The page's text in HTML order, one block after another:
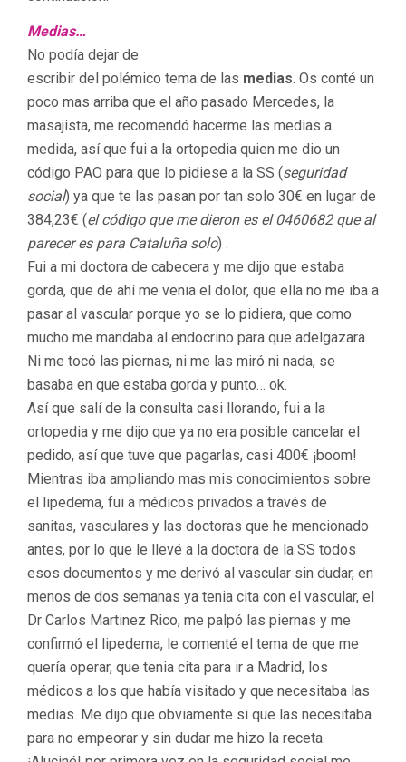
Medias…
No podía dejar de
escribir del polémico tema de las medias. Os conté un
poco mas arriba que el año pasado Mercedes, la
masajista, me recomendó hacerme las medias a
medida, así que fui a la ortopedia quien me dio un
código PAO para que lo pidiese a la SS (seguridad
social) ya que te las pasan por tan solo 30€ en lugar de
384,23€ (el código que me dieron es el 0460682 que al
parecer es para Cataluña solo) .
Fui a mi doctora de cabecera y me dijo que estaba
gorda, que de ahí me venia el dolor, que ella no me iba a
pasar al vascular porque yo se lo pidiera, que como
mucho me mandaba al endocrino para que adelgazara.
Ni me tocó las piernas, ni me las miró ni nada, se
basaba en que estaba gorda y punto… ok.
Así que salí de la consulta casi llorando, fui a la
ortopedia y me dijo que ya no era posible cancelar el
pedido, así que tuve que pagarlas, casi 400€ ¡boom!
Mientras iba ampliando mas mis conocimientos sobre
el lipedema, fui a médicos privados a través de
sanitas, vasculares y las doctoras que he mencionado
antes, por lo que le llevé a la doctora de la SS todos
esos documentos y me derivó al vascular sin dudar, en
menos de dos semanas ya tenia cita con el vascular, el
Dr Carlos Martinez Rico, me palpó las piernas y me
confirmó el lipedema, le comenté el tema de que me
quería operar, que tenia cita para ir a Madrid, los
médicos a los que había visitado y que necesitaba las
medias. Me dijo que obviamente si que las necesitaba
para no empeorar y sin dudar me hizo la receta.